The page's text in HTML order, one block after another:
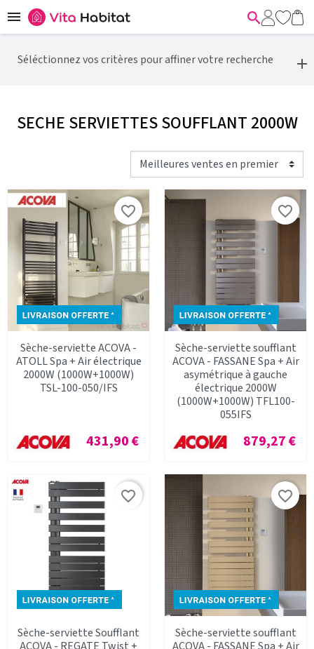
 
Séléctionnez vos critères pour affiner votre recherche
SECHE SERVIETTES SOUFFLANT 2000W
Sèche-serviette ACOVA -
ATOLL Spa + Air électrique
2000W (1000W+1000W)
TSL-100-050/IFS
Prix
431,90 €
favorite_border
Sèche-serviette soufflant
ACOVA - FASSANE Spa + Air
asymétrique à gauche
électrique 2000W
(1000W+1000W) TFL100-
055IFS
Prix
879,27 €
favorite_border
Sèche-serviette Soufflant
favorite_border
Sèche-serviette soufflant
favorite_border